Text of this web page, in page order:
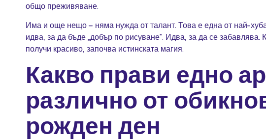
общо преживяване.
Има и още нещо – няма нужда от талант. Това е една от най-
идва, за да бъде „добър по рисуване“. Идва, за да се
получи красиво, започва истинската магия.
Какво прави едно
различно от
рожден ден